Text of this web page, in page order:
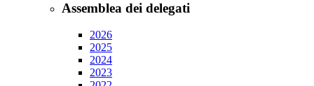
Assemblea dei delegati
2026
2025
2024
2023